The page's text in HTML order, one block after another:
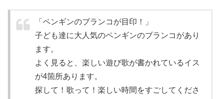
「ペンギンのブランコが目印！」
子ども達に大人気のペンギンのブランコがあり
ます。
よく見ると、楽しい遊び歌が書かれているイス
が4箇所あります。
探して！歌って！楽しい時間をすごしてくださ